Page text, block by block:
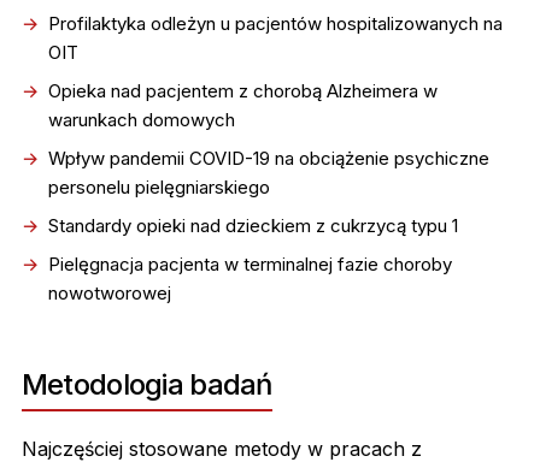
Profilaktyka odleżyn u pacjentów hospitalizowanych na
OIT
Opieka nad pacjentem z chorobą Alzheimera w
warunkach domowych
Wpływ pandemii COVID-19 na obciążenie psychiczne
personelu pielęgniarskiego
Standardy opieki nad dzieckiem z cukrzycą typu 1
Pielęgnacja pacjenta w terminalnej fazie choroby
nowotworowej
Metodologia badań
Najczęściej stosowane metody w pracach z